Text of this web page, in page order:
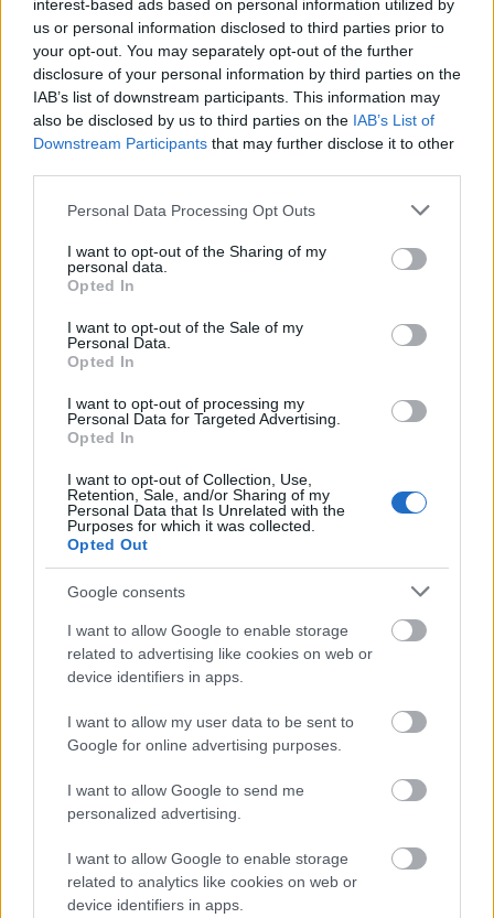
interest-based ads based on personal information utilized by
us or personal information disclosed to third parties prior to
your opt-out. You may separately opt-out of the further
disclosure of your personal information by third parties on the
IAB’s list of downstream participants. This information may
also be disclosed by us to third parties on the IAB’s List of
Downstream Participants that may further disclose it to other
Please note that this website/app uses one or more Google
not limited to your visit or usage behaviour. You may click to
grant or deny consent to Google and its third-party tags to
use your data for below specified purposes in below Google
consent section.
Personal Data Processing Opt Outs
I want to opt-out of the Sharing of my
personal data.
Opted In
I want to opt-out of the Sale of my
Personal Data.
Opted In
I want to opt-out of processing my
Personal Data for Targeted Advertising.
Opted In
I want to opt-out of Collection, Use,
Retention, Sale, and/or Sharing of my
Personal Data that Is Unrelated with the
Purposes for which it was collected.
Opted Out
Google consents
I want to allow Google to enable storage
related to advertising like cookies on web or
device identifiers in apps.
I want to allow my user data to be sent to
Google for online advertising purposes.
I want to allow Google to send me
personalized advertising.
I want to allow Google to enable storage
related to analytics like cookies on web or
device identifiers in apps.
αντιθέτως ότι ο χοροθεραπευτής προσαρμόζει την
κάθε συνεδρία ανάλογα με τις ανάγκες του ατόμου
ή της ομάδας. Μέσα από όλη αυτή την διαδικασία
επομένως, ο θεραπευόμενος αποκομίζει μια
καλύτερη συγκρότηση και συνειδητοποίηση του
εαυτού του. Αποκτά αυτό που λέμε στις θεραπείες
συνειδητότητα, και σίγουρα μια καλύτερη σχέση με
Σοφία Αντύπα, Ψυχολόγος-